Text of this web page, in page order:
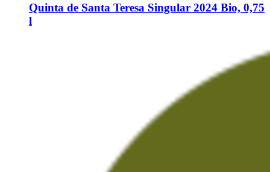
Quinta de Santa Teresa Singular 2024 Bio, 0,75
l